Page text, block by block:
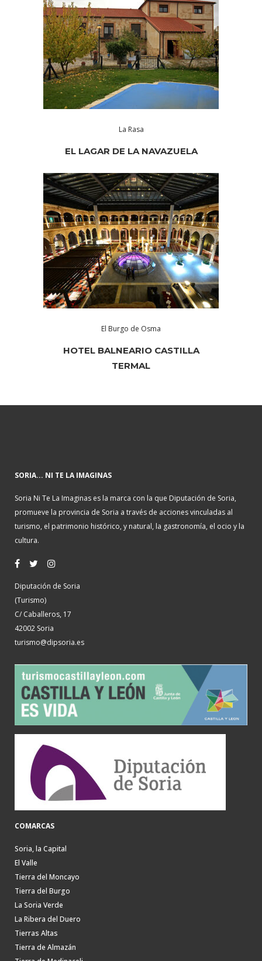
La Rasa
EL LAGAR DE LA NAVAZUELA
El Burgo de Osma
HOTEL BALNEARIO CASTILLA
TERMAL
SORIA... NI TE LA IMAGINAS
Soria Ni Te La Imaginas es la marca con la que Diputación de Soria,
promueve la provincia de Soria a través de acciones vinculadas al
turismo, el patrimonio histórico, y natural, la gastronomía, el ocio y la
cultura.
Diputación de Soria
(Turismo)
C/ Caballeros, 17
42002 Soria
turismo@dipsoria.es
COMARCAS
Soria, la Capital
El Valle
Tierra del Moncayo
Tierra del Burgo
La Soria Verde
La Ribera del Duero
Tierras Altas
Tierra de Almazán